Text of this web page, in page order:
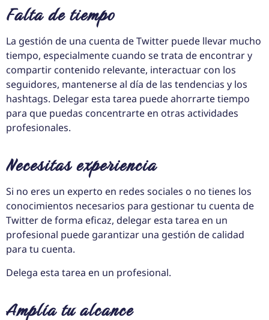
Falta de tiempo
La gestión de una cuenta de Twitter puede llevar mucho
tiempo, especialmente cuando se trata de encontrar y
compartir contenido relevante, interactuar con los
seguidores, mantenerse al día de las tendencias y los
hashtags. Delegar esta tarea puede ahorrarte tiempo
para que puedas concentrarte en otras actividades
profesionales.
Necesitas experiencia
Si no eres un experto en redes sociales o no tienes los
conocimientos necesarios para gestionar tu cuenta de
Twitter de forma eficaz, delegar esta tarea en un
profesional puede garantizar una gestión de calidad
para tu cuenta.
Delega esta tarea en un profesional.
Amplía tu alcance